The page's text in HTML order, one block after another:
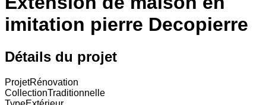
imitation pierre Decopierre
Détails du projet
ProjetRénovation
CollectionTraditionnelle